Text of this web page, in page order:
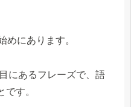
めにあります。
にあるフレーズで、語
です。